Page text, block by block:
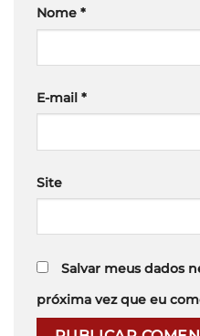
Nome *
E-mail *
Site
Salvar meus dados
próxima vez que eu